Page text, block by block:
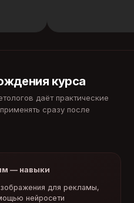
курса
даёт практические
сразу после
— навыки
для рекламы,
нейросети